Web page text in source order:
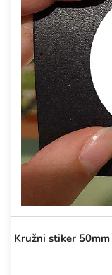
Kružni stiker 50mm